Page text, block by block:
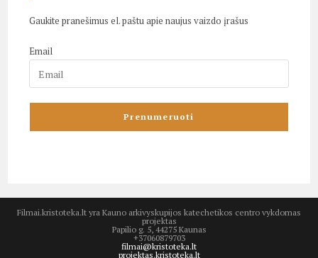
Gaukite pranešimus el. paštu apie naujus vaizdo įrašus
Email
Filmai.kristoteka.lt yra Kauno arkivyskupijos katechetikos centro vykdomas
projektas
Papilio g. 5, 44275 Kaunas
+37060879703
filmai@kristoteka.lt
projektas.kristoteka.lt